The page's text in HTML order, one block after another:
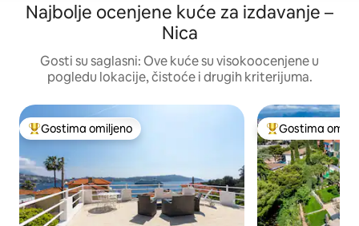
Najbolje ocenjene kuće za izdavanje –
Nica
Gosti su saglasni: Ove kuće su visokoocenjene u
pogledu lokacije, čistoće i drugih kriterijuma.
Najuspešniji među gostima omiljenim
Gostima omiljeno Najuspešniji
Gostima